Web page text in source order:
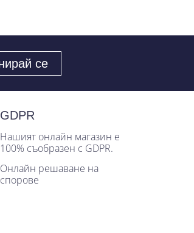
GDPR
Нашият онлайн магазин е
100% съобразен с GDPR.
Онлайн решаване на
спорове